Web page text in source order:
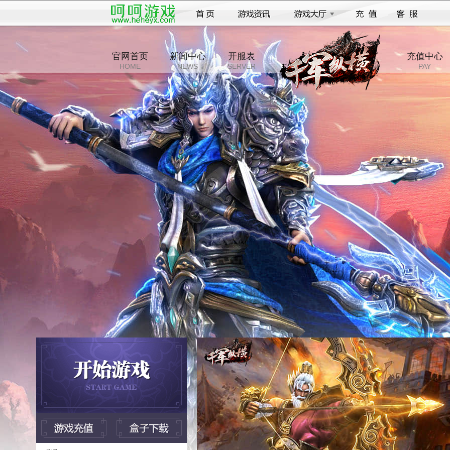
官网首页
HOME
新闻中心
NEWS
开服表
SERVER
充值中心
PAY